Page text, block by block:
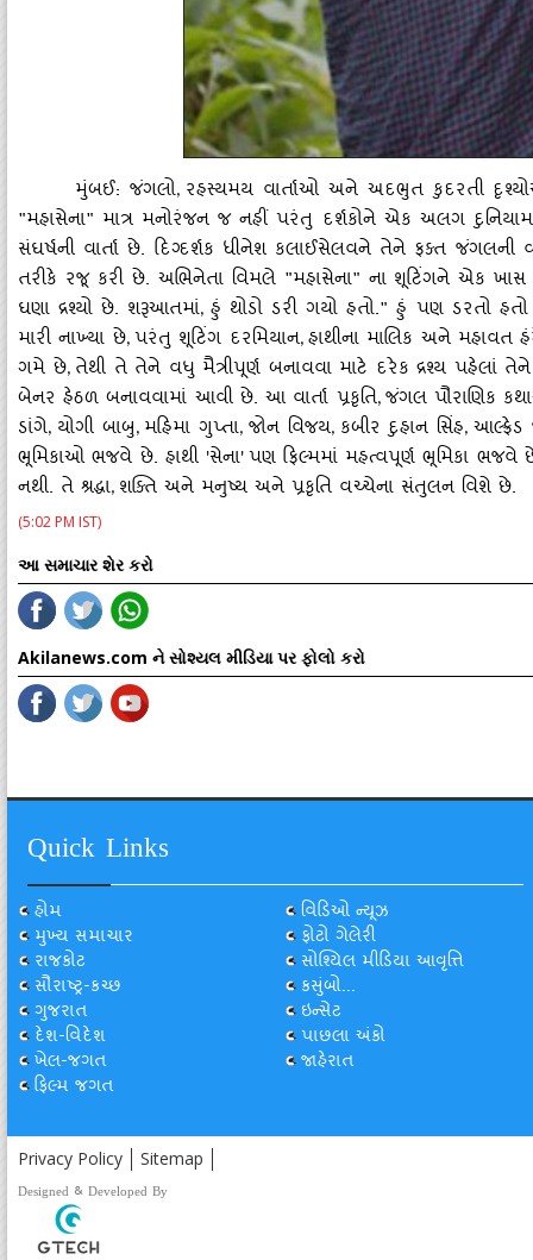
મુંબઈ: જંગલો, રહસ્યમય વાર્તાઓ અને અદભુત કુદરતી
"મહાસેના" માત્ર મનોરંજન જ નહીં પરંતુ દર્શકોને એક અલગ
સંઘર્ષની વાર્તા છે. દિગ્દર્શક ધીનેશ કલાઈસેલવને તેને ફક્ત જંગલની
તરીકે રજૂ કરી છે. અભિનેતા વિમલે "મહાસેના" ના શૂટિંગને એક
ઘણા દ્રશ્યો છે. શરૂઆતમાં, હું થોડો ડરી ગયો હતો." હું પણ ડરતો
મારી નાખ્યા છે, પરંતુ શૂટિંગ દરમિયાન,હાથીના માલિક અને મહાવત
ગમે છે, તેથી તે તેને વધુ મૈત્રીપૂર્ણ બનાવવા માટે દરેક દ્રશ્ય પહેલાં
બેનર હેઠળ બનાવવામાં આવી છે. આ વાર્તા પ્રકૃતિ, જંગલ પૌરાણિક
ડાંગે, યોગી બાબુ, મહિમા ગુપ્તા, જોન વિજય, કબીર દુહાન સિંહ, આલ્ફ્રેડ
ભૂમિકાઓ ભજવે છે. હાથી 'સેના' પણ ફિલ્મમાં મહત્વપૂર્ણ ભૂમિકા
નથી. તે શ્રદ્ધા, શક્તિ અને મનુષ્ય અને પ્રકૃતિ વચ્ચેના સંતુલન વિશે છે.
(5:02 PM IST)
આ સમાચાર શેર કરો
Akilanews.com ને સોશ્યલ મીડિયા પર ફોલો કરો
Quick Links
હોમ
મુખ્ય સમાચાર
રાજકોટ
સૌરાષ્ટ્ર-કચ્છ
ગુજરાત
દેશ-વિદેશ
ખેલ-જગત
ફિલ્મ જગત
વિડિઓ ન્યૂઝ
ફોટો ગેલેરી
સોશ્યિલ મીડિયા આવૃત્તિ
કસુંબો...
ઇન્સેટ
પાછલા અંકો
જાહેરાત
Privacy Policy Sitemap
Designed & Developed By